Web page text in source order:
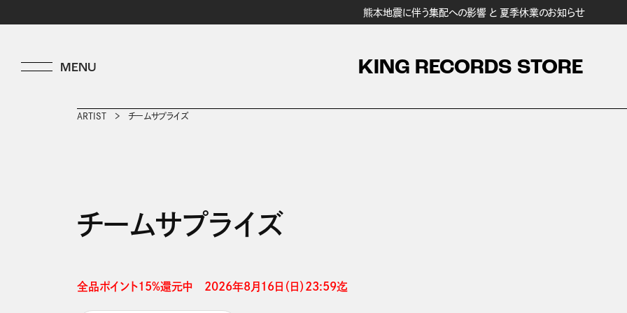
熊本地震に伴う集配への影響 と 夏季休業のお知らせ
KING RECORDS STORE
ARTIST チームサプライズ
チームサプライズ
全品ポイント15%還元中　2026年8月16日（日）23:59迄